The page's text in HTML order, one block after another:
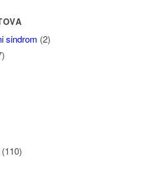
sindrom (2)